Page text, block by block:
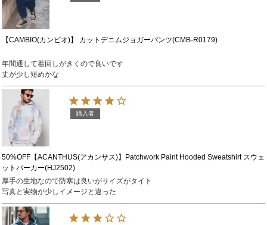
【CAMBIO(カンビオ)】 カットデニムジョガーパンツ(CMB-R0179)
年間通して着回しがきくので良いです
丈が少し短めかな
50%OFF【ACANTHUS(アカンサス)】Patchwork Paint Hooded Sweatshirt スウェ
ットパーカー(HJ2502)
購入者
厚手の生地なので防寒は良いがサイズがタイト
写真と実物が少しイメージと違った